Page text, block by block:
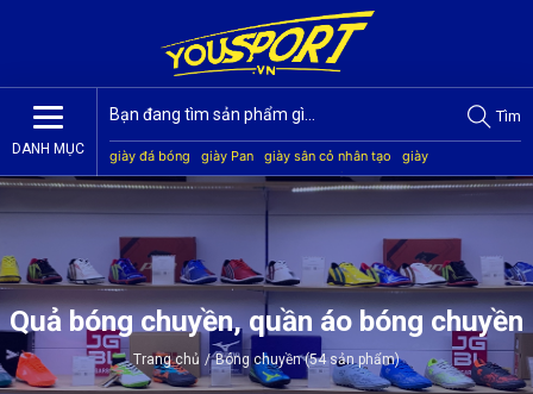
DANH MỤC
Tìm
giày đá bóng giày Pan giày sân cỏ nhân tạo
giày
Jogarbola
giày Mitre giày Akka quần áo bóng đá
giày
Quả bóng chuyền, quần áo bóng chuyền
Trang chủ / Bóng chuyền (54 sản phẩm)